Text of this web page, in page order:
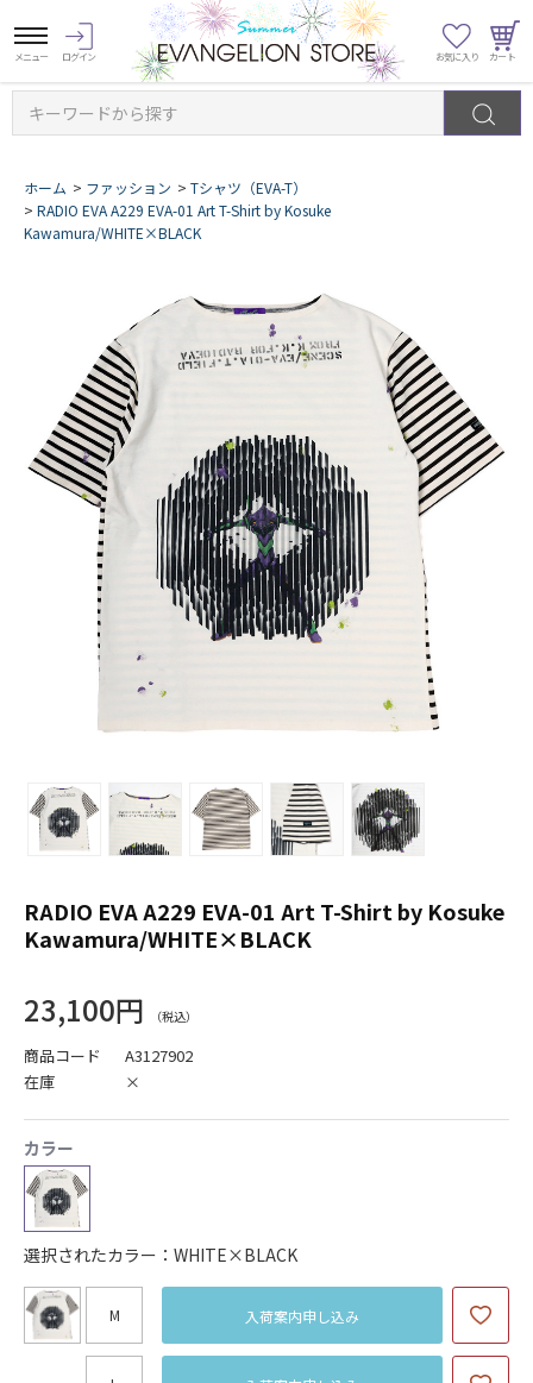
キーワードから探す
ホーム > ファッション > Tシャツ（EVA-T）
> RADIO EVA A229 EVA-01 Art T-Shirt by Kosuke
Kawamura/WHITE×BLACK
RADIO EVA A229 EVA-01 Art T-Shirt by Kosuke
Kawamura/WHITE×BLACK
23,100円
商品コード
A3127902
在庫
×
カラー
選択されたカラー：WHITE×BLACK
M 入荷案内申し込み